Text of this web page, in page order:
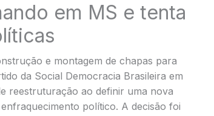
em MS e tenta
e montagem de chapas para
da Social Democracia Brasileira em
reestruturação ao definir uma nova
político. A decisão foi